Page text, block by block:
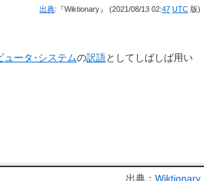
出典:『Wiktionary』 (2021/08/13 02:47 UTC 版)
ュータ･システムの訳語としてしばしば用い
出典： Wiktionary